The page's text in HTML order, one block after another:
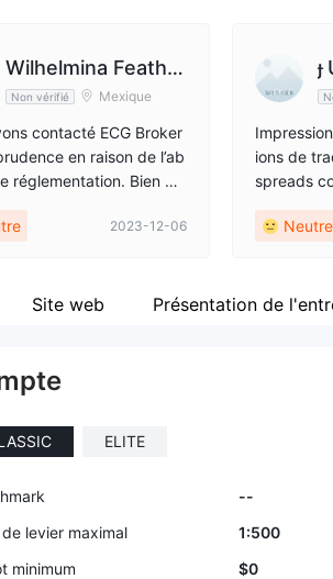
Wilhelmina Feather
stonehaugh
Non vérifié Mexique
contacté ECG Broker
en raison de l’ab
réglementation. Bien qu
problèmes de transpar
font un choix risqué.
2023-12-06
ions de
spreads
d’un an
Neutre
Site web Présentation de
ELITE
--
levier maximal
1:500
minimum
$0